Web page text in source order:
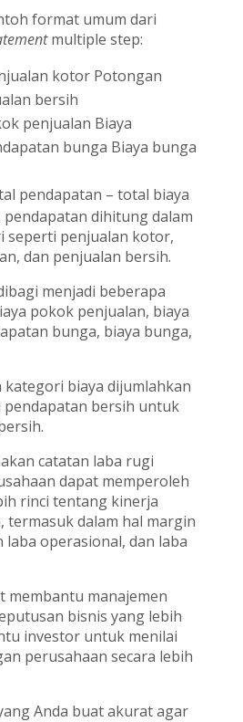
format umum dari
multiple step:
kotor Potongan
bersih
penjualan Biaya
bunga Biaya bunga
pendapatan – total biaya
dihitung dalam
seperti penjualan kotor,
dan penjualan bersih.
menjadi beberapa
pokok penjualan, biaya
bunga, biaya bunga,
kategori biaya dijumlahkan
bersih untuk
catatan laba rugi
dapat memperoleh
rinci tentang kinerja
termasuk dalam hal margin
operasional, dan laba
membantu manajemen
bisnis yang lebih
investor untuk menilai
perusahaan secara lebih
Anda buat akurat agar